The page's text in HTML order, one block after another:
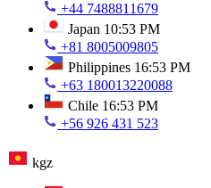
+44 7488811679
Japan 10:53 PM
+81 8005009805
Philippines 16:53 PM
+63 180013220088
Chile 16:53 PM
+56 926 431 523
kgz